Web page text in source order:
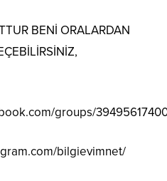
BENİ ORALARDAN
groups/
bilgievimnet/